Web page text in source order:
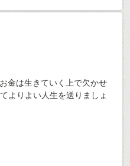
金は生きていく上で欠かせ
よりよい人生を送りましょ